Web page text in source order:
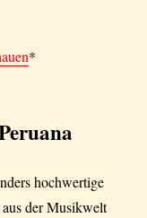
*
hochwertige
der Musikwelt